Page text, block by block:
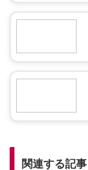
関連する記事